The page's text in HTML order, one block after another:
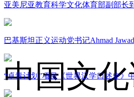
亚美尼亚教育科学文化体育部副部长
巴基斯坦正义运动党书记Ahmad
“卓青计划”项目《世界汉学口述史》
关于我们
中国文